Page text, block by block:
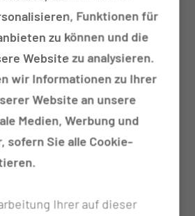
vorgelegten
zur Umsetzung des
Aufbau der MUL - CT
Dank gilt dem Bund, dem
und insbesondere dem
für die große
Zustandekommen des
Er ist Ausdruck des
der Institutionen und in
Zeichen für
Funktionen für
zu können und die
Website zu analysieren.
wir Informationen zu Ihrer
Website an unsere
Medien, Werbung und
sofern Sie alle Cookie-
Ihrer auf dieser